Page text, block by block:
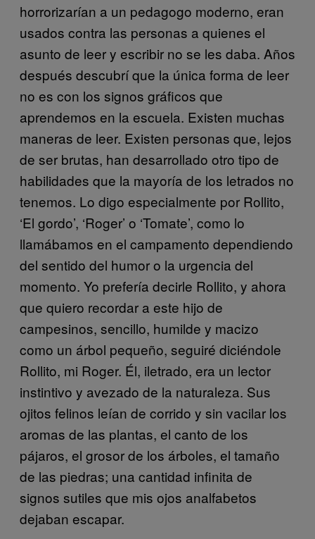
horrorizarían a un pedagogo moderno, eran
usados contra las personas a quienes el
asunto de leer y escribir no se les daba. Años
después descubrí que la única forma de leer
no es con los signos gráficos que
aprendemos en la escuela. Existen muchas
maneras de leer. Existen personas que, lejos
de ser brutas, han desarrollado otro tipo de
habilidades que la mayoría de los letrados no
tenemos. Lo digo especialmente por Rollito,
‘El gordo’, ‘Roger’ o ‘Tomate’, como lo
llamábamos en el campamento dependiendo
del sentido del humor o la urgencia del
momento. Yo prefería decirle Rollito, y ahora
que quiero recordar a este hijo de
campesinos, sencillo, humilde y macizo
como un árbol pequeño, seguiré diciéndole
Rollito, mi Roger. Él, iletrado, era un lector
instintivo y avezado de la naturaleza. Sus
ojitos felinos leían de corrido y sin vacilar los
aromas de las plantas, el canto de los
pájaros, el grosor de los árboles, el tamaño
de las piedras; una cantidad infinita de
signos sutiles que mis ojos analfabetos
dejaban escapar.